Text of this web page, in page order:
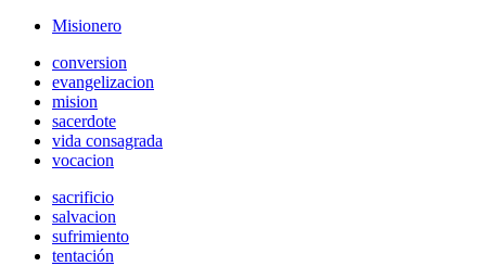
Misionero
conversion
evangelizacion
mision
sacerdote
vida consagrada
vocacion
sacrificio
salvacion
sufrimiento
tentación